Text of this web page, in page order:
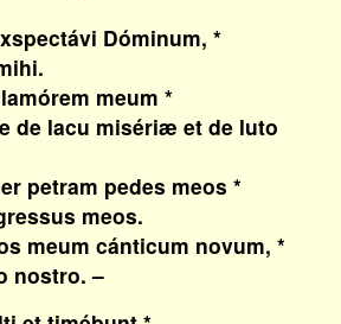
Dóminum, *
meum *
lacu misériæ et de luto
petram pedes meos *
meos.
meum cánticum novum, *
nostro. –